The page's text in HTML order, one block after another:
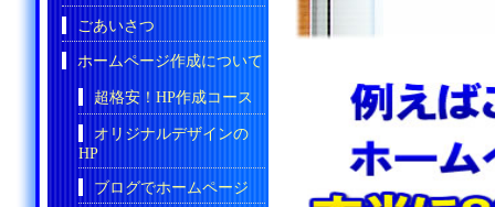
ごあいさつ
ホームページ作成について
超格安！HP作成コース
オリジナルデザインの
HP
ブログでホームページ